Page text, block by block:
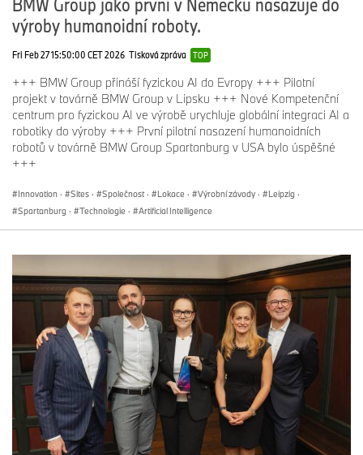
výroby humanoidní roboty.
Fri Feb 27 15:50:00 CET 2026 Tisková zpráva TOP
+++ BMW Group přináší fyzickou AI do Evropy +++ Pilotní
projekt v továrně BMW Group v Lipsku +++ Nové Kompetenční
centrum pro fyzickou AI ve výrobě urychluje globální integraci AI a
robotiky do výroby +++ První pilotní nasazení humanoidních
robotů v továrně BMW Group Spartanburg v USA bylo úspěšné
+++
Innovation · Sites · Společnost · Lokace · Výrobní závody · Leipzig ·
Spartanburg · Technologie · Artificial Intelligence